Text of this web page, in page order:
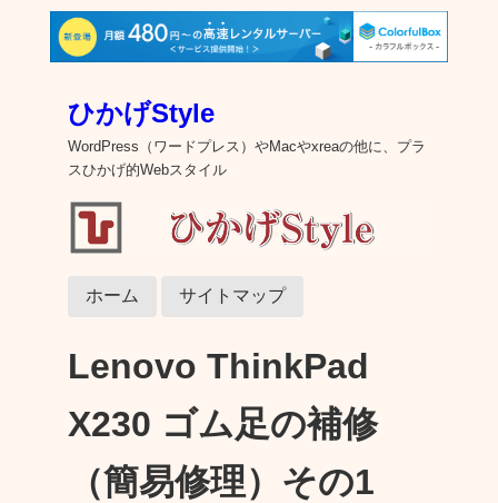
ひかげStyle
WordPress（ワードプレス）やMacやxreaの他に、プラ
スひかげ的Webスタイル
ホーム サイトマップ
Lenovo ThinkPad
X230 ゴム足の補修
（簡易修理）その1